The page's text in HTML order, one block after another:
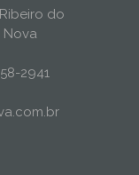
do
Nova
2941